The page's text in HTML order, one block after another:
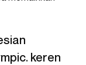
keren